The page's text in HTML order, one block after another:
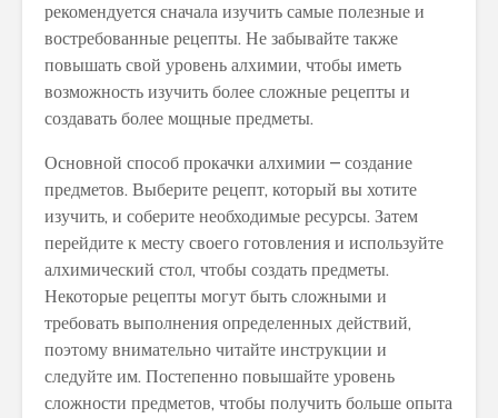
рекомендуется сначала изучить самые полезные и
востребованные рецепты. Не забывайте также
повышать свой уровень алхимии, чтобы иметь
возможность изучить более сложные рецепты и
создавать более мощные предметы.
Основной способ прокачки алхимии – создание
предметов. Выберите рецепт, который вы хотите
изучить, и соберите необходимые ресурсы. Затем
перейдите к месту своего готовления и используйте
алхимический стол, чтобы создать предметы.
Некоторые рецепты могут быть сложными и
требовать выполнения определенных действий,
поэтому внимательно читайте инструкции и
следуйте им. Постепенно повышайте уровень
сложности предметов, чтобы получить больше опыта